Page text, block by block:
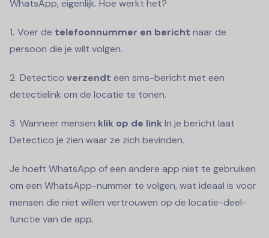
WhatsApp, eigenlijk. Hoe werkt het?
Voer de telefoonnummer en bericht naar de
persoon die je wilt volgen.
Detectico verzendt een sms-bericht met een
detectielink om de locatie te tonen.
Wanneer mensen klik op de linkIn je bericht laat
Detectico je zien waar ze zich bevinden.
Je hoeft WhatsApp of een andere app niet te gebruiken
om een WhatsApp-nummer te volgen, wat ideaal is voor
mensen die niet willen vertrouwen op de locatie-deel-
functie van de app.